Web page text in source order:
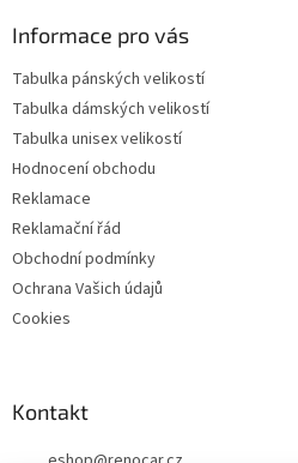
Informace pro vás
Tabulka pánských velikostí
Tabulka dámských velikostí
Tabulka unisex velikostí
Hodnocení obchodu
Reklamace
Reklamační řád
Obchodní podmínky
Ochrana Vašich údajů
Cookies
Kontakt